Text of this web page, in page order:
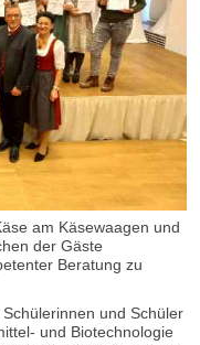
am Käsewaagen und
der Gäste
Beratung zu
und Schüler
und Biotechnologie